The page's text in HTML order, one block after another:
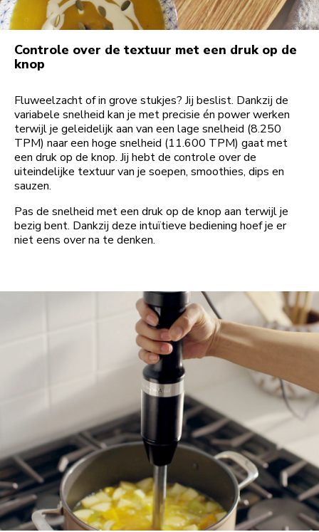
Controle over de textuur met een druk op de
knop
Fluweelzacht of in grove stukjes? Jij beslist. Dankzij de
variabele snelheid kan je met precisie én power werken
terwijl je geleidelijk aan van een lage snelheid (8.250
TPM) naar een hoge snelheid (11.600 TPM) gaat met
een druk op de knop. Jij hebt de controle over de
uiteindelijke textuur van je soepen, smoothies, dips en
sauzen.
Pas de snelheid met een druk op de knop aan terwijl je
bezig bent. Dankzij deze intuïtieve bediening hoef je er
niet eens over na te denken.